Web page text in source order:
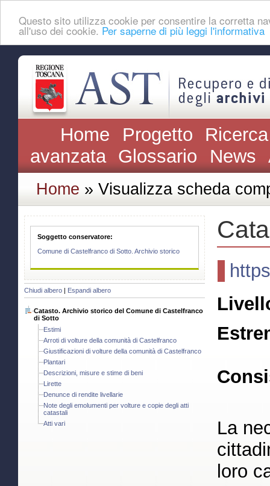
Questo sito utilizza cookie per consentire la corretta
all'uso dei cookie. Per saperne di più leggi l'informativa
Home Progetto
avanzata Glossario News
Home » Visualizza scheda
Soggetto conservatore:
Comune di Castelfranco di Sotto. Archivio storico
Chiudi albero Espandi albero
Catasto. Archivio storico del Comune di Castelfranco
di Sotto
Estimi
Arroti di volture della comunità di Castelfranco
Giustificazioni di volture della comunità di Castelfranco
Plantari
Descrizioni, misure e stime di beni
Lirette
Denunce di rendite livellarie
Note degli emolumenti per volture e copie degli atti
catastali
Atti vari
La
loro